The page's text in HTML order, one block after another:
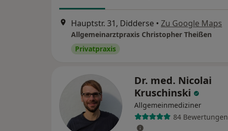
Hauptstr. 31, Didderse • Zu Google Maps
Allgemeinarztpraxis Christopher Theißen
Privatpraxis
Dr. med. Nicolai
Kruschinski
Allgemeinmediziner
84 Bewertungen